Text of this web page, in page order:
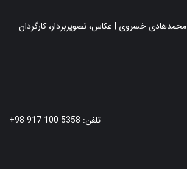
محمدهادی خسروی | عکاس، تصویربردار، کارگردان
تلفن: 5358 100 917 98+